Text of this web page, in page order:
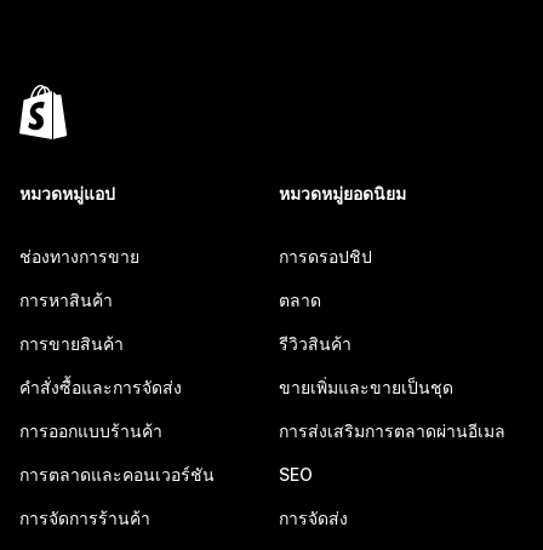
หมวดหมู่แอป
ช่องทางการขาย
การหาสินค้า
การขายสินค้า
คำสั่งซื้อและการจัดส่ง
การออกแบบร้านค้า
การตลาดและคอนเวอร์ชัน
การจัดการร้านค้า
หมวดหมู่ยอดนิยม
การดรอปชิป
ตลาด
รีวิวสินค้า
ขายเพิ่มและขายเป็นชุด
การส่งเสริมการตลาดผ่านอีเมล
SEO
การจัดส่ง